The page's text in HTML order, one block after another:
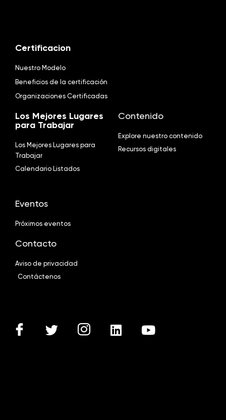
Certificacion
Nuestro Modelo
Beneficios de la certificación
Organizaciones Certificadas
Los Mejores Lugares
para Trabajar
Los Mejores Lugares para
Trabajar
Calendario Listados
Contenido
Explore nuestro contenido
Recursos digitales
Eventos
Próximos eventos
Contacto
Aviso de privacidad
Contáctenos